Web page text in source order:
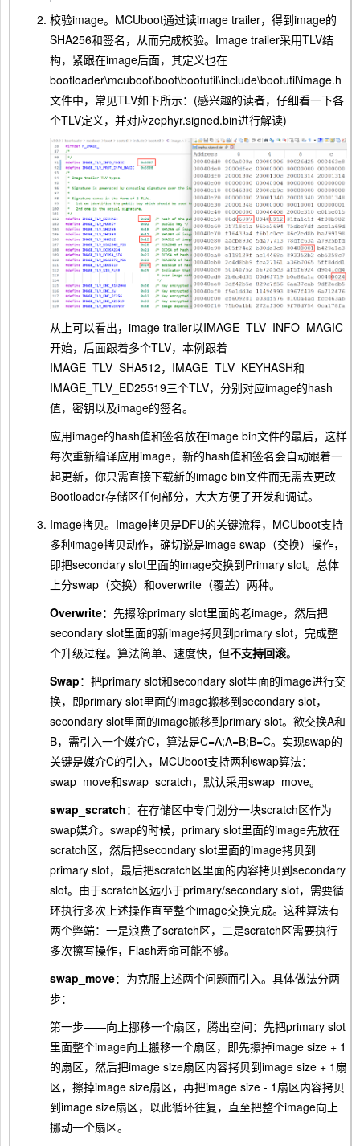
校验image。MCUboot通过读image trailer，得到image的
SHA256和签名，从而完成校验。Image trailer采用TLV结
构，紧跟在image后面，其定义也在
bootloader\mcuboot\boot\bootutil\include\bootutil\image.h
文件中，常见TLV如下所示：(感兴趣的读者，仔细看一下各
个TLV定义，并对应zephyr.signed.bin进行解读)
从上可以看出，image trailer以IMAGE_TLV_INFO_MAGIC
开始，后面跟着多个TLV，本例跟着
IMAGE_TLV_SHA512，IMAGE_TLV_KEYHASH和
IMAGE_TLV_ED25519三个TLV，分别对应image的hash
值，密钥以及image的签名。
应用image的hash值和签名放在image bin文件的最后，这样
每次重新编译应用image，新的hash值和签名会自动跟着一
起更新，你只需直接下载新的image bin文件而无需去更改
Bootloader存储区任何部分，大大方便了开发和调试。
Image拷贝。Image拷贝是DFU的关键流程，MCUboot支持
多种image拷贝动作，确切说是image swap（交换）操作，
即把secondary slot里面的image交换到Primary slot。总体
上分swap（交换）和overwrite（覆盖）两种。
Overwrite：先擦除primary slot里面的老image，然后把
secondary slot里面的新image拷贝到primary slot，完成整
个升级过程。算法简单、速度快，但不支持回滚。
Swap：把primary slot和secondary slot里面的image进行交
换，即primary slot里面的image搬移到secondary slot，
secondary slot里面的image搬移到primary slot。欲交换A和
B，需引入一个媒介C，算法是C=A;A=B;B=C。实现swap的
关键是媒介C的引入，MCUboot支持两种swap算法：
swap_move和swap_scratch，默认采用swap_move。
swap_scratch：在存储区中专门划分一块scratch区作为
swap媒介。swap的时候，primary slot里面的image先放在
scratch区，然后把secondary slot里面的image拷贝到
primary slot，最后把scratch区里面的内容拷贝到secondary
slot。由于scratch区远小于primary/secondary slot，需要循
环执行多次上述操作直至整个image交换完成。这种算法有
两个弊端：一是浪费了scratch区，二是scratch区需要执行
多次擦写操作，Flash寿命可能不够。
swap_move：为克服上述两个问题而引入。具体做法分两
步：
第一步——向上挪移一个扇区，腾出空间：先把primary slot
里面整个image向上搬移一个扇区，即先擦掉image size + 1
的扇区，然后把image size扇区内容拷贝到image size + 1扇
区，擦掉image size扇区，再把image size - 1扇区内容拷贝
到image size扇区，以此循环往复，直至把整个image向上
挪动一个扇区。